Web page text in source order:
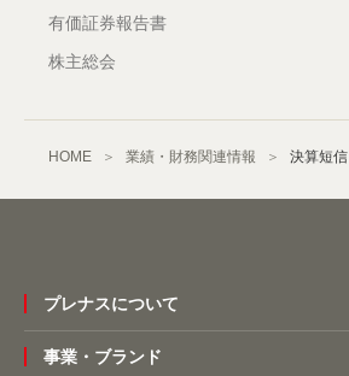
有価証券報告書
株主総会
HOME 業績・財務関連情報 決算短信
プレナスについて
事業・ブランド